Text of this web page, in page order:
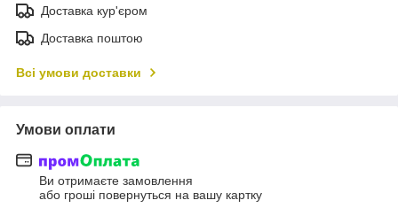
Доставка кур'єром
Доставка поштою
Всі умови доставки
Умови оплати
Ви отримаєте замовлення
або гроші повернуться на вашу картку